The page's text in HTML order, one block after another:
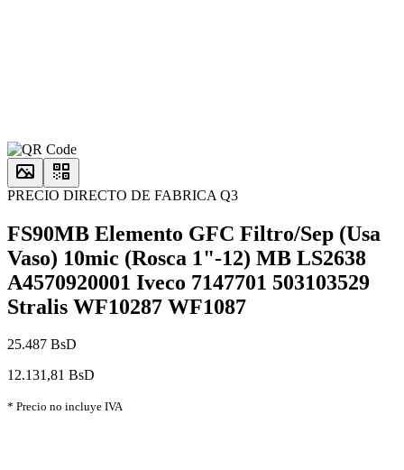
PRECIO DIRECTO DE FABRICA Q3
FS90MB Elemento GFC Filtro/Sep (Usa
Vaso) 10mic (Rosca 1"-12) MB LS2638
A4570920001 Iveco 7147701 503103529
Stralis WF10287 WF1087
25.487 BsD
12.131,81 BsD
* Precio no incluye IVA